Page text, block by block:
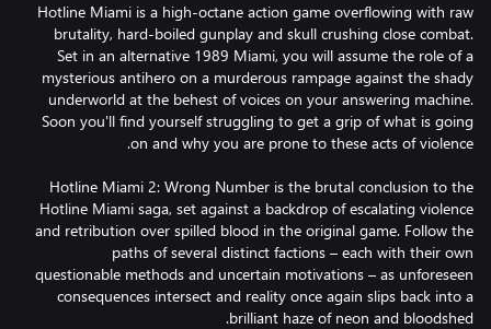
Hotline Miami is a high-octane action game overflowing with raw
brutality, hard-boiled gunplay and skull crushing close combat.
Set in an alternative 1989 Miami, you will assume the role of a
mysterious antihero on a murderous rampage against the shady
underworld at the behest of voices on your answering machine.
Soon you'll find yourself struggling to get a grip of what is going
Hotline Miami 2: Wrong Number is the brutal conclusion to the
Hotline Miami saga, set against a backdrop of escalating violence
and retribution over spilled blood in the original game. Follow the
paths of several distinct factions – each with their own
questionable methods and uncertain motivations – as unforeseen
consequences intersect and reality once again slips back into a
brilliant haze of neon and bloodshed.